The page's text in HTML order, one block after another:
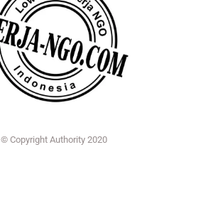
© Copyright Authority 2020